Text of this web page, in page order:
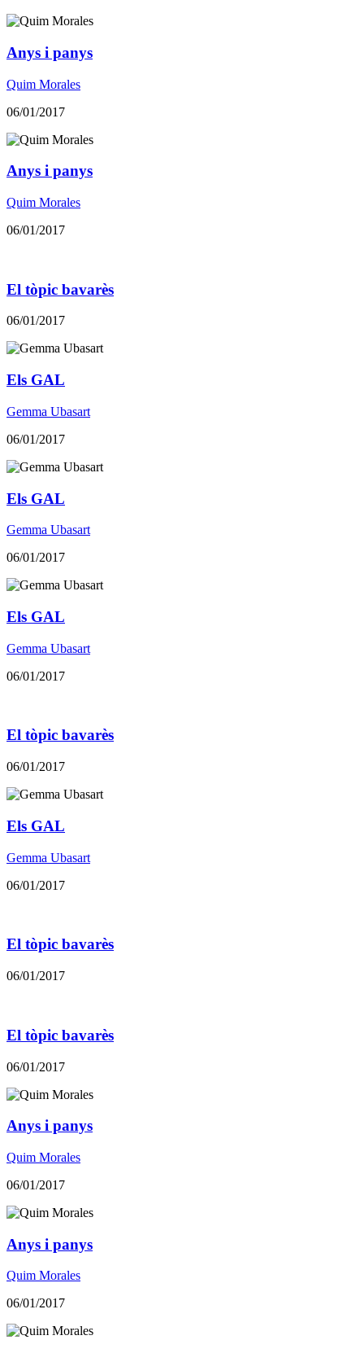
Anys i panys
Quim Morales
06/01/2017
Anys i panys
Quim Morales
06/01/2017
El tòpic bavarès
06/01/2017
Els GAL
Gemma Ubasart
06/01/2017
Els GAL
Gemma Ubasart
06/01/2017
Els GAL
Gemma Ubasart
06/01/2017
El tòpic bavarès
06/01/2017
Els GAL
Gemma Ubasart
06/01/2017
El tòpic bavarès
06/01/2017
El tòpic bavarès
06/01/2017
Anys i panys
Quim Morales
06/01/2017
Anys i panys
Quim Morales
06/01/2017